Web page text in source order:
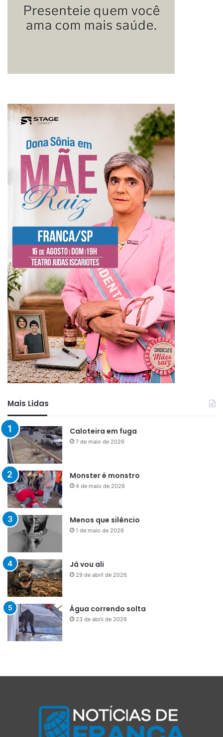
Mais Lidas
Caloteira em fuga
7 de maio de 2026
Monster é monstro
4 de maio de 2026
Menos que silêncio
1 de maio de 2026
Já vou ali
29 de abril de 2026
Água correndo solta
23 de abril de 2026